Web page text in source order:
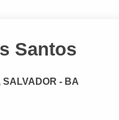
Santos
SALVADOR - BA